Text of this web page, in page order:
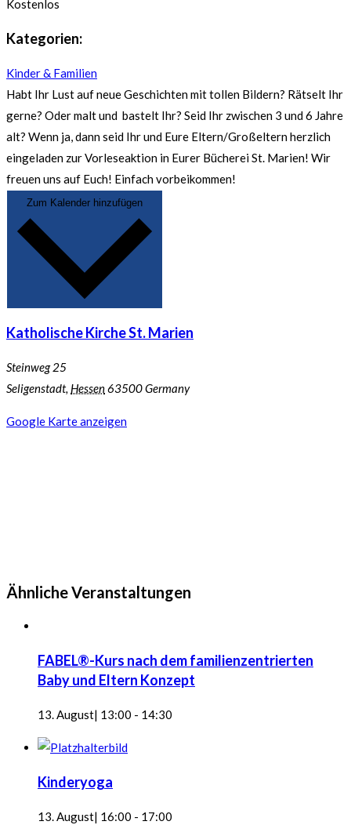
Kostenlos
Kategorien:
Kinder & Familien
Habt Ihr Lust auf neue Geschichten mit tollen Bildern? Rätselt Ihr
gerne? Oder malt und bastelt Ihr? Seid Ihr zwischen 3 und 6 Jahre
alt? Wenn ja, dann seid Ihr und Eure Eltern/Großeltern herzlich
eingeladen zur Vorleseaktion in Eurer Bücherei St. Marien! Wir
freuen uns auf Euch! Einfach vorbeikommen!
Katholische Kirche St. Marien
Steinweg 25
Seligenstadt, Hessen63500Germany
Google Karte anzeigen
Ähnliche Veranstaltungen
FABEL®-Kurs nach dem familienzentrierten
Baby und Eltern Konzept
13. August| 13:00 - 14:30
Kinderyoga
13. August| 16:00 - 17:00